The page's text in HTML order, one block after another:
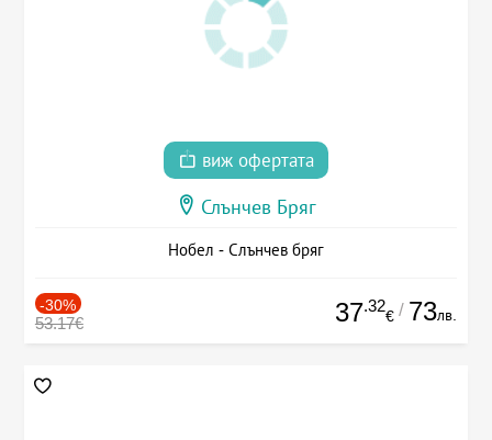
виж офертата
Слънчев Бряг
Нобел - Слънчев бряг
-30%
53.17€ 37.32
€ / 73лв.